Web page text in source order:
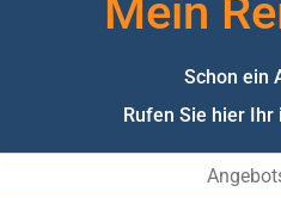
Mein
Schon ein
Rufen Sie hier